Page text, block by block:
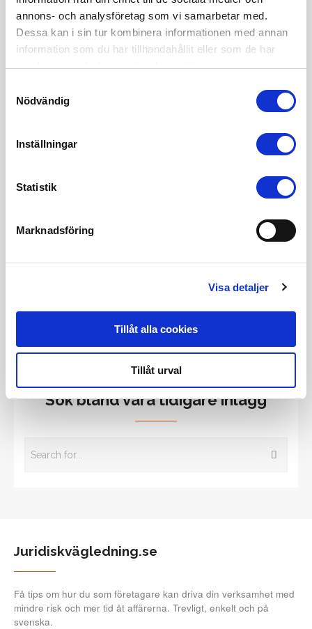
annons- och analysföretag som vi samarbetar med.
Dessa kan i sin tur kombinera informationen med annan
information som du har tillhandahållit eller som de har
samlat in när du har använt deras tjänster.
Nödvändig
Inställningar
Statistik
Marknadsföring
Visa detaljer
Tillåt alla cookies
Tillåt urval
Mitt namn är Sofia Edvardsen och jag är grundare av
juristbyrån Sharp Cookie Advisors och är en vass
affärsjurist inom internetjuridik & startupjuridik. Vill du också
anlita mig och mitt team? Du når oss på 08 - 12 44 33 50
Behöver du affärsjuridiskt stöd?
Alla tidigare inlägg
Sök bland våra tidigare inlägg
Juridiskvägledning.se
Få tips om hur du som företagare kan driva din verksamhet med
mindre risk och mer tid åt affärerna. Trevligt, enkelt och på
svenska.